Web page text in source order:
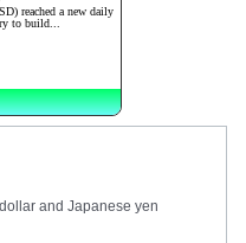
and Japanese yen